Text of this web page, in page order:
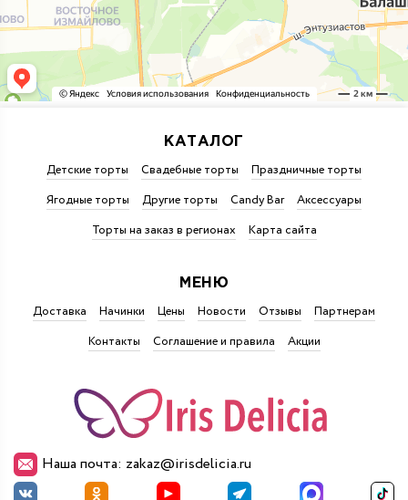
Наша почта: zakaz@irisdelicia.ru
КАТАЛОГ
Детские торты Свадебные торты
Праздничные торты
Ягодные торты
Другие торты Candy Bar
Аксессуары
Торты на заказ в регионах
Карта сайта
МЕНЮ
Доставка Начинки Цены Новости Отзывы
Партнерам
Контакты
Соглашение и правила Акции